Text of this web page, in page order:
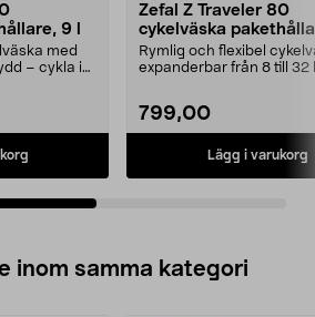
9 l
med
– cykla i
Zefal Z Traveler 80
cykelväska
expanderbar
Rymlig och flexibel
expanderbar från 8 till 32
799,00
Lägg i varukorg
inom samma kategori